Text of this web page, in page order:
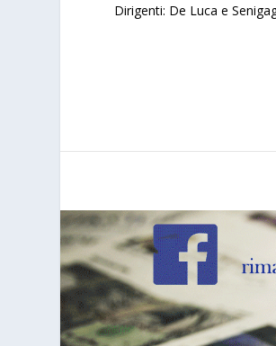
Dirigenti: De Luca e